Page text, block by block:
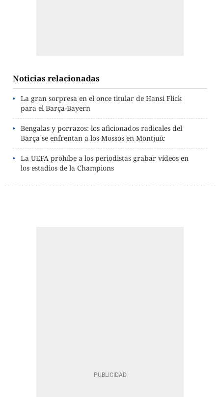
Noticias relacionadas
La gran sorpresa en el once titular de Hansi Flick
para el Barça-Bayern
Bengalas y porrazos: los aficionados radicales del
Barça se enfrentan a los Mossos en Montjuïc
La UEFA prohíbe a los periodistas grabar vídeos en
los estadios de la Champions